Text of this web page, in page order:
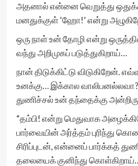
அதனால் என்னை வெறுத்து
மனதுக்குள் ‘ஹோ!’ என்று
ஒரு நாள் உன் தோழி என்று
வந்து அறிமுகப் படுத்துகிறாய்…
நான் திடுக்கிட்டு விடுகிறேன்.
உனக்கு… இக்கால
துணிச்சல் உன் தந்தைக்கு
“தம்பி! என்று மெதுவாக
பார்வையின் அர்த்தம் புரிந்து
சிரிப்புடன், என்னைப் பார்க்கத்
தலையைக் குனிந்து